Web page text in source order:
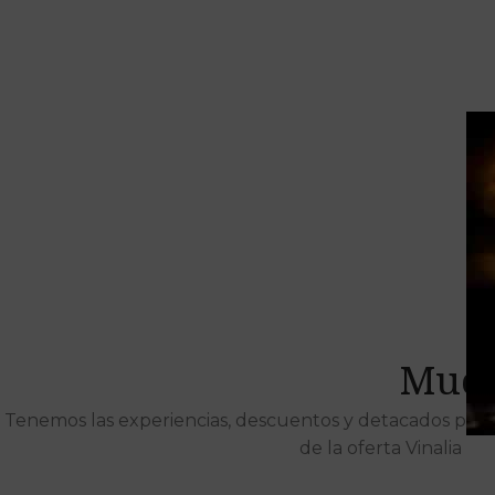
Tenemos las experiencias, descuentos y detacados
de la oferta Vinalia